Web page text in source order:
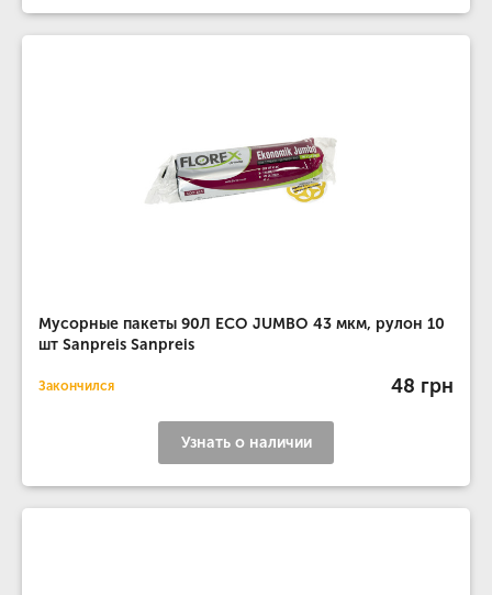
Мусорные пакеты 90Л ECO JUMBO 43 мкм, рулон 10
шт Sanpreis Sanpreis
Закончился 48 грн
Узнать о наличии